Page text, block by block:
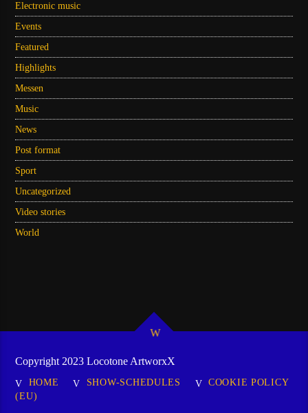
Electronic music
Events
Featured
Highlights
Messen
Music
News
Post format
Sport
Uncategorized
Video stories
World
Copyright 2023 Locotone ArtworxX
HOME SHOW-SCHEDULES
COOKIE POLICY
(EU)